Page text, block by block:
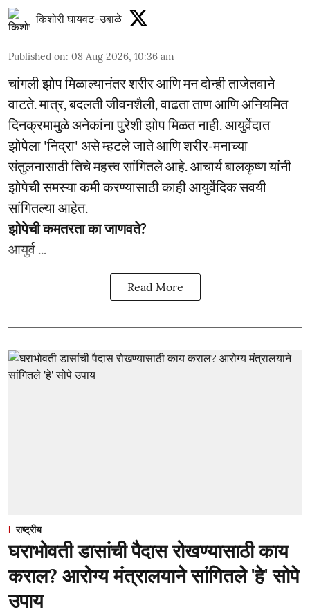
किशोरी घायवट-उबाळे
Published on: 08 Aug 2026, 10:36 am
चांगली झोप मिळाल्यानंतर शरीर आणि मन दोन्ही ताजेतवाने
वाटते. मात्र, बदलती जीवनशैली, वाढता ताण आणि अनियमित
दिनक्रमामुळे अनेकांना पुरेशी झोप मिळत नाही. आयुर्वेदात
झोपेला 'निद्रा' असे म्हटले जाते आणि शरीर-मनाच्या
संतुलनासाठी तिचे महत्त्व सांगितले आहे. आचार्य बालकृष्ण यांनी
झोपेची समस्या कमी करण्यासाठी काही आयुर्वेदिक सवयी
सांगितल्या आहेत.
झोपेची कमतरता का जाणवते?
आयुर्व ...
Read More
राष्ट्रीय
घराभोवती डासांची पैदास रोखण्यासाठी काय
कराल? आरोग्य मंत्रालयाने सांगितले 'हे' सोपे
उपाय